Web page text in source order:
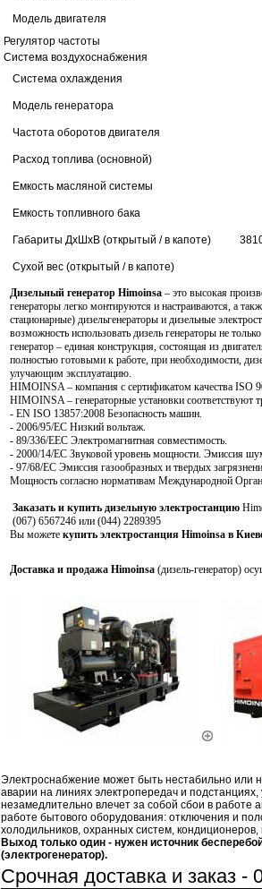
Модель двигателя
Регулятор частоты
Система воздухоснабжения
Система охлаждения
Модель генератора
Частота оборотов двигателя
Расход топлива (основной)
Емкость масляной системы
Емкость топливного бака
Габариты ДхШхВ (открытый / в капоте)
Cухой вес (открытый / в капоте)
Дизельный генератор Himoinsa – это высокая
генераторы легко монтируются и настраиваются, а
стационарные) дизельгенераторы и дизельные
возможность использовать дизель генераторы не
генератор – единая конструкция, состоящая из
полностью готовыми к работе, при необходимости,
улучающим эксплуатацию.
HIMOINSA – компания с сертификатом качества ISO
HIMOINSA – генераторные установки
- EN ISO 13857:2008 Безопасность машин.
- 2006/95/ЕС Низкий вольтаж.
- 89/336/ЕЕС Электромагнитная совместимость.
- 2000/14/ЕС Звуковой уровень мощности. Эмиссия
- 97/68/ЕС Эмиссия газообразных и твердых
Мощность согласно нормативам Международной
Заказать и купить дизельную электростанцию
(067) 6567246 или (044) 2289395
Вы можетекупить электростанция Himoinsa в
Доставка и продажа Himoinsa (дизель-генератор)
Электроснабжение может быть нестабильно или
аварии на линиях электропередач и
незамедлительно влечет за собой сбои в
работе бытового оборудования: отключения и
холодильников, охранных систем, кондиционеров,
Выход только один - нужен источник
(электрогенератор).
Срочная доставка и заказ -